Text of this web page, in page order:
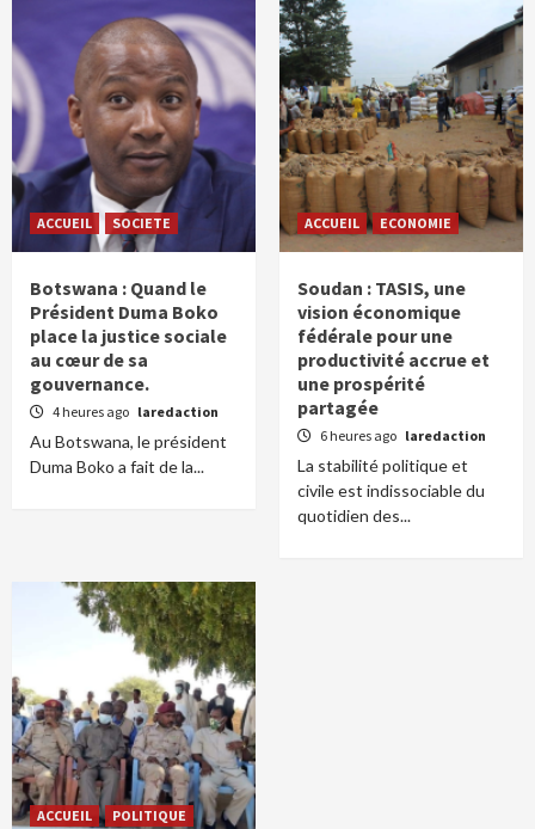
ACCUEIL SOCIETE
Botswana : Quand le
Président Duma Boko
place la justice sociale
au cœur de sa
gouvernance.
4 heures ago laredaction
Au Botswana, le président
Duma Boko a fait de la...
ACCUEIL ECONOMIE
Soudan : TASIS, une
vision économique
fédérale pour une
productivité accrue et
une prospérité
partagée
6 heures ago laredaction
La stabilité politique et
civile est indissociable du
quotidien des...
ACCUEIL POLITIQUE